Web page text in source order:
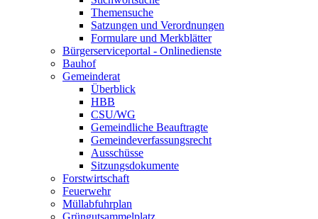
Themensuche
Satzungen und Verordnungen
Formulare und Merkblätter
Bürgerserviceportal - Onlinedienste
Bauhof
Gemeinderat
Überblick
HBB
CSU/WG
Gemeindliche Beauftragte
Gemeindeverfassungsrecht
Ausschüsse
Sitzungsdokumente
Forstwirtschaft
Feuerwehr
Müllabfuhrplan
Grüngutsammelplatz